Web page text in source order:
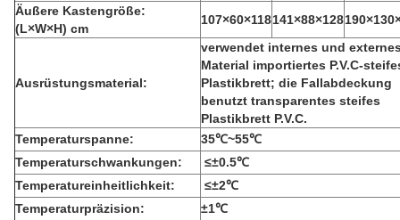
Äußere Kastengröße:
(L×W×H) cm
107×60×118141×88×128
Ausrüstungsmaterial:
verwendet internes und
Material importiertes P.V.C-
Plastikbrett; die Fallabdeckung
benutzt transparentes steifes
Plastikbrett P.V.C.
Temperaturspanne:
35℃~55℃
Temperaturschwankungen:
≤±0.5℃
Temperatureinheitlichkeit:
≤±2℃
Temperaturpräzision:
±1℃